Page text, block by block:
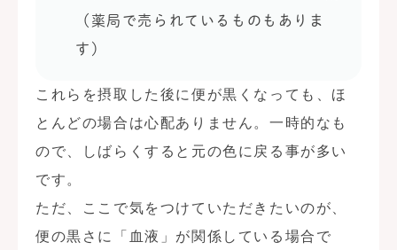
（薬局で売られているものもありま
す）
これらを摂取した後に便が黒くなっても、ほ
とんどの場合は心配ありません。一時的なも
ので、しばらくすると元の色に戻る事が多い
です。
ただ、ここで気をつけていただきたいのが、
便の黒さに「血液」が関係している場合で